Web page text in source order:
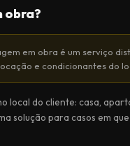
obra?
em obra é um serviço
e condicionantes do
local do cliente: casa,
solução para casos em